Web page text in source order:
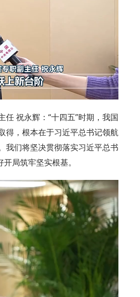
祝永辉：“十四五”时期，我国
得，根本在于习近平总书记领航
我们将坚决贯彻落实习近平总书
局筑牢坚实根基。